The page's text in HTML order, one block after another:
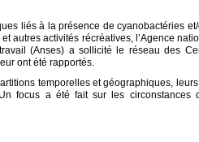
liés à la présence de cyanobactéries
autres activités récréatives, l’Agence
(Anses) a sollicité le réseau des
ont été rapportés.
temporelles et géographiques,
focus a été fait sur les circonstances